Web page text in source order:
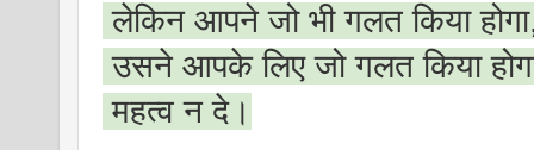
लेकिन आपने जो भी गलत किया
उसने आपके लिए जो गलत किया
महत्व न दे।